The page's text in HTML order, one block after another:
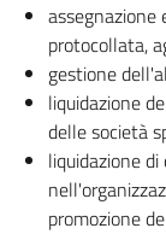
protocollata,
gestione
liquidazione
delle società
liquidazione
promozione